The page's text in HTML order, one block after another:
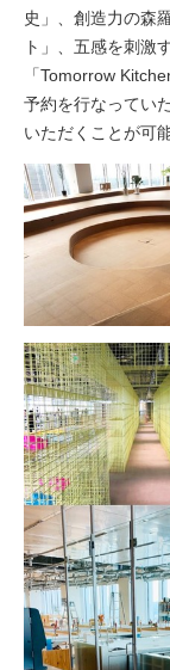
史」、創造力の森
ト」、五感を刺激
「Tomorrow
予約を行なってい
いただくことが可